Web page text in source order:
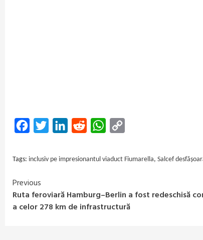
FacebookTwitter LinkedInReddit WhatsApp
Tags: inclusiv pe impresionantul viaduct Fiumarella, Salcef
Continue
Reading
Previous
Ruta feroviară Hamburg–Berlin a fost redeschisă
a celor 278 km de infrastructură